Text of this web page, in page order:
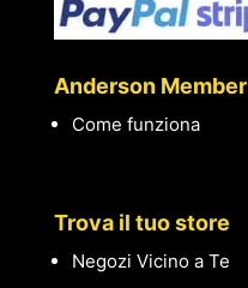
Anderson Member
Come funziona
Trova il tuo store
Negozi Vicino a Te